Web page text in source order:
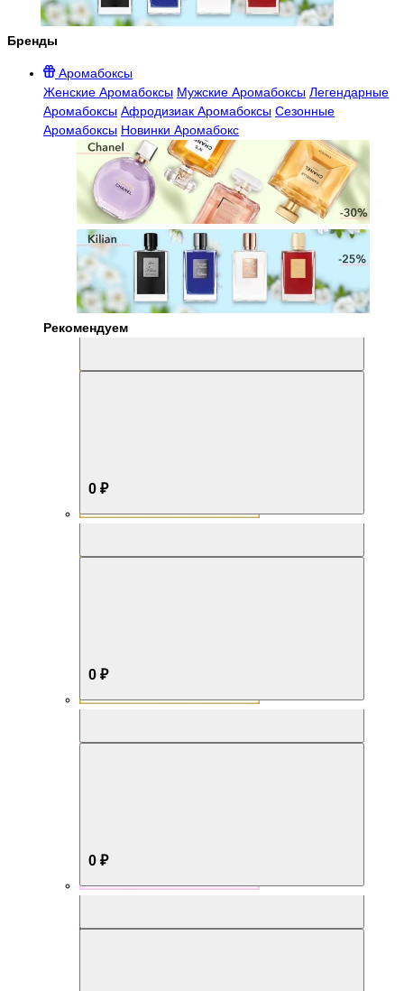
Бренды
Аромабоксы
Женские Аромабоксы Мужские Аромабоксы Легендарные
Аромабоксы Афродизиак Аромабоксы Сезонные
Аромабоксы Новинки Аромабокс
Рекомендуем
0 ₽
0 ₽
0 ₽